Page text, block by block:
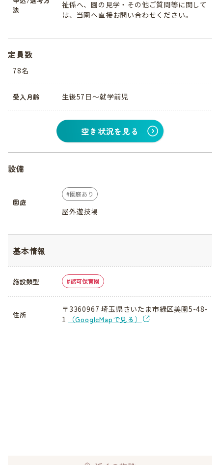
法
祉係へ、園の見学・その他ご質問等に関して
は、当園へ直接お問い合わせください。
定員数
78名
受入月齢 生後57日〜就学前児
空き状況を見る
設備
園庭
園庭あり
屋外遊技場
基本情報
施設類型 認可保育園
住所
〒3360967 埼玉県さいたま市緑区美園5-48-
1
（GoogleMapで見る）